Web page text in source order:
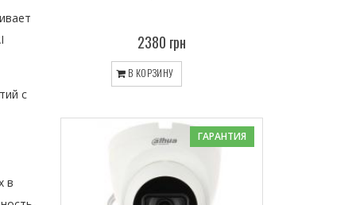
с
в
2380 грн
В КОРЗИНУ
ГАРАНТИЯ